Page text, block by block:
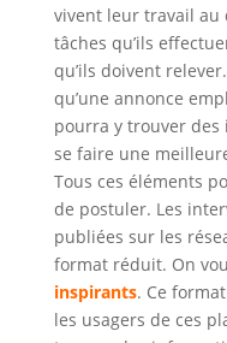
vivent leur travail au
tâches qu’ils
qu’ils doivent
qu’une annonce
pourra y trouver
se faire une
Tous ces éléments
de postuler. Les
publiées sur les
format réduit. On
inspirants. Ce
les usagers de ces